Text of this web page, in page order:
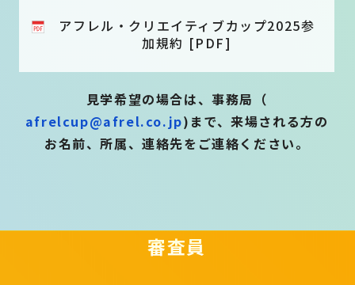
アフレル・クリエイティブカップ2025参
加規約 [PDF]
見学希望の場合は、事務局（
afrelcup@afrel.co.jp)まで、来場される方の
お名前、所属、連絡先をご連絡ください。
審査員